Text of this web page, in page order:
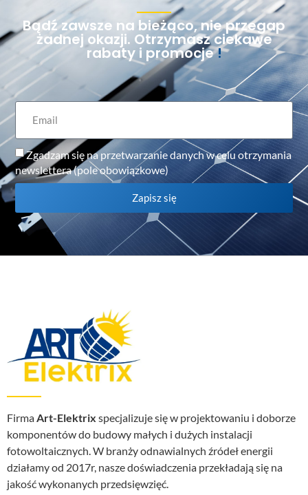
Bądź zawsze na bieżąco, nie przegap
żadnej okazji. Otrzymasz ciekawe
rabaty i promocje!
Zgadzam się na przetwarzanie danych w celu otrzymania
newslettera (pole obowiązkowe)
Zapisz się
FirmaArt-Elektrix specjalizuje się w projektowaniu i doborze
komponentów do budowy małych i dużych instalacji
fotowoltaicznych. W branży odnawialnych źródeł energii
działamy od 2017r, nasze doświadczenia przekładają się na
jakość wykonanych przedsięwzięć.